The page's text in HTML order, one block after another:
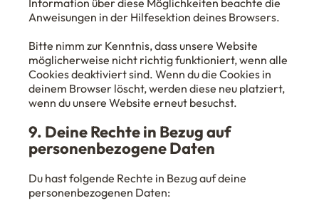
Information über diese Möglichkeiten beachte die
Anweisungen in der Hilfesektion deines Browsers.
Bitte nimm zur Kenntnis, dass unsere Website
möglicherweise nicht richtig funktioniert, wenn alle
Cookies deaktiviert sind. Wenn du die Cookies in
deinem Browser löscht, werden diese neu platziert,
wenn du unsere Website erneut besuchst.
9. Deine Rechte in Bezug auf
personenbezogene Daten
Du hast folgende Rechte in Bezug auf deine
personenbezogenen Daten: